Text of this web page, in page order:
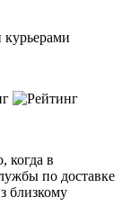
курьерами
когда в
по доставке
близкому